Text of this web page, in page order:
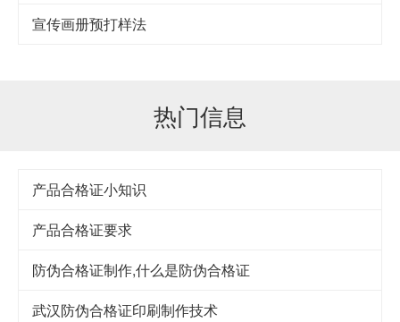
宣传画册预打样法
热门信息
产品合格证小知识
产品合格证要求
防伪合格证制作,什么是防伪合格证
武汉防伪合格证印刷制作技术